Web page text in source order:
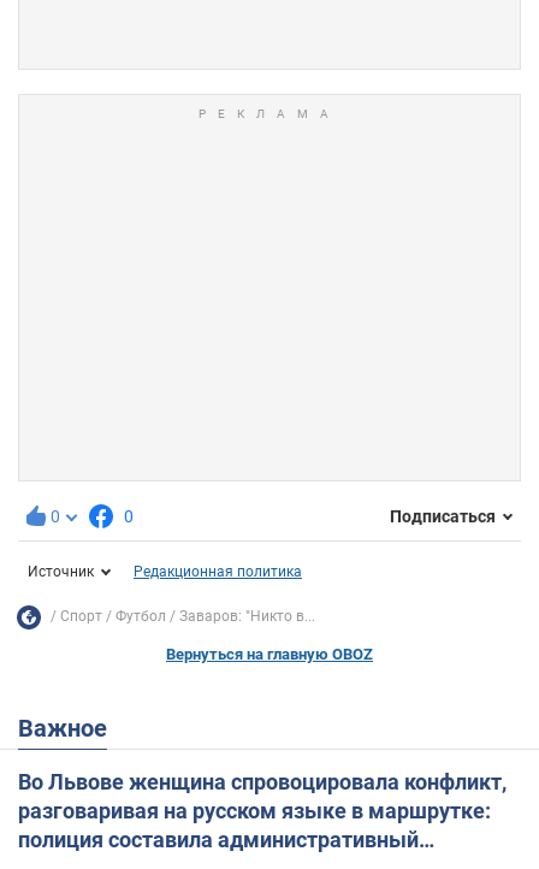
0 0 Подписаться
Источник Редакционная политика
Спорт Футбол Заваров: "Никто в...
Вернуться на главную OBOZ
Важное
Во Львове женщина спровоцировала конфликт,
разговаривая на русском языке в маршрутке:
полиция составила административный